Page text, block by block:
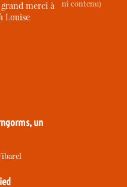
merci à
Louise
un
ni contenu)